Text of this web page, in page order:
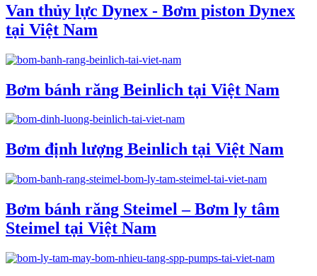
Van thủy lực Dynex - Bơm piston Dynex
tại Việt Nam
Bơm bánh răng Beinlich tại Việt Nam
Bơm định lượng Beinlich tại Việt Nam
Bơm bánh răng Steimel – Bơm ly tâm
Steimel tại Việt Nam